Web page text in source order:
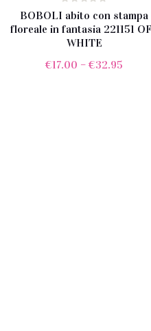
BOBOLI abito con stampa
floreale in fantasia 221151
WHITE
€17.00 –€32.95